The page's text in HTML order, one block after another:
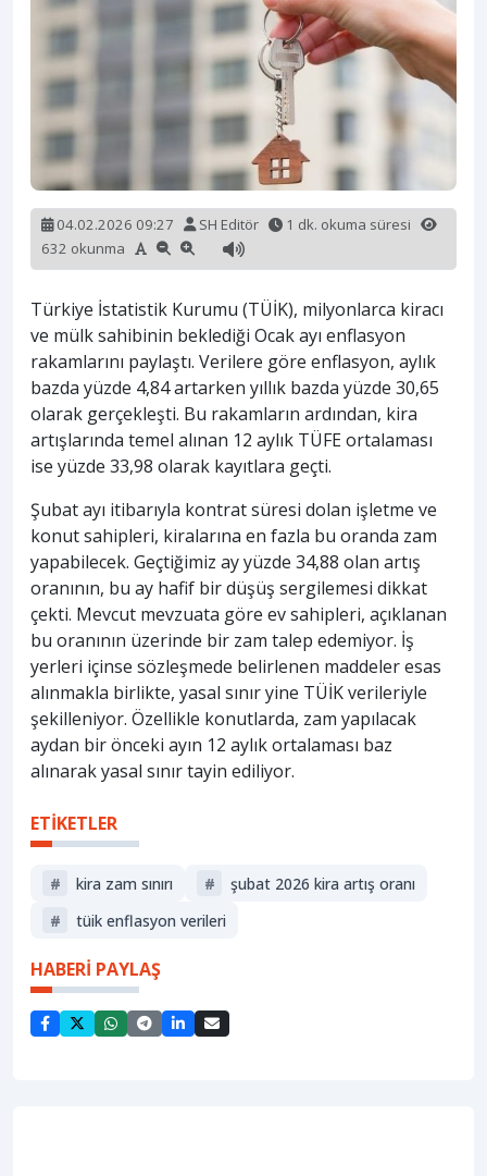
04.02.2026 09:27 SH Editör
1 dk. okuma süresi
632 okunma
Türkiye İstatistik Kurumu (TÜİK), milyonlarca kiracı
ve mülk sahibinin beklediği Ocak ayı enflasyon
rakamlarını paylaştı. Verilere göre enflasyon, aylık
bazda yüzde 4,84 artarken yıllık bazda yüzde 30,65
olarak gerçekleşti. Bu rakamların ardından, kira
artışlarında temel alınan 12 aylık TÜFE ortalaması
ise yüzde 33,98 olarak kayıtlara geçti.
Şubat ayı itibarıyla kontrat süresi dolan işletme ve
konut sahipleri, kiralarına en fazla bu oranda zam
yapabilecek. Geçtiğimiz ay yüzde 34,88 olan artış
oranının, bu ay hafif bir düşüş sergilemesi dikkat
çekti. Mevcut mevzuata göre ev sahipleri, açıklanan
bu oranının üzerinde bir zam talep edemiyor. İş
yerleri içinse sözleşmede belirlenen maddeler esas
alınmakla birlikte, yasal sınır yine TÜİK verileriyle
şekilleniyor. Özellikle konutlarda, zam yapılacak
aydan bir önceki ayın 12 aylık ortalaması baz
alınarak yasal sınır tayin ediliyor.
ETİKETLER
# kira zam sınırı #
şubat 2026 kira artış oranı
#
tüik enflasyon verileri
HABERİ PAYLAŞ